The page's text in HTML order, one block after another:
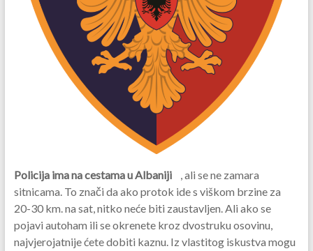
Policija ima na cestama u Albaniji, ali se ne zamara
sitnicama. To znači da ako protok ide s viškom brzine za
20-30 km. na sat, nitko neće biti zaustavljen. Ali ako se
pojavi autoham ili se okrenete kroz dvostruku osovinu,
najvjerojatnije ćete dobiti kaznu. Iz vlastitog iskustva mogu